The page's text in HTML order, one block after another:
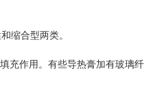
缩合型两类。
充作用。有些导热膏加有玻璃纤